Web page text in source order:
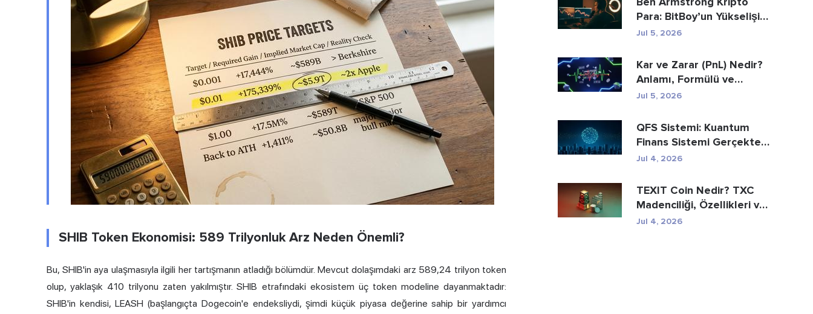
SHIB Token Ekonomisi: 589 Trilyonluk Arz Neden Önemli?
Bu, SHIB'in aya ulaşmasıyla ilgili her tartışmanın atladığı bölümdür. Mevcut dolaşımdaki arz 589,24 trilyon token
olup, yaklaşık 410 trilyonu zaten yakılmıştır. SHIB etrafındaki ekosistem üç token modeline dayanmaktadır:
SHIB'in kendisi, LEASH (başlangıçta Dogecoin'e endeksliydi, şimdi küçük piyasa değerine sahip bir yardımcı
Para: BitBoy’un Yükselişi
ve Düşüşü
Jul 5, 2026
Kar ve Zarar (PnL) Nedir?
Anlamı, Formülü ve
Hesaplama Yöntemi
Jul 5, 2026
QFS Sistemi: Kuantum
Finans Sistemi Gerçekte
Nedir (2026)
Jul 4, 2026
TEXIT Coin Nedir? TXC
Madenciliği, Özellikleri ve
Düzenleyici R...
Jul 4, 2026